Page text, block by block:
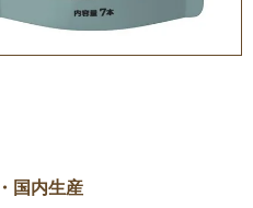
国内生産